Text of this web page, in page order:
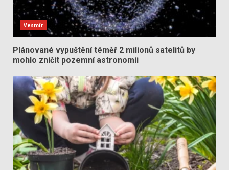
Vesmír
Plánované vypuštění téměř 2 milionů satelitů by
mohlo zničit pozemní astronomii